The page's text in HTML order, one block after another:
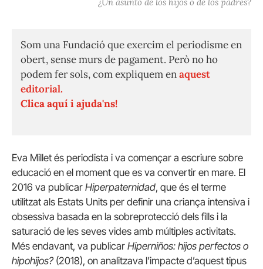
Som una Fundació que exercim el periodisme en
obert, sense murs de pagament. Però no ho
podem fer sols, com expliquem enaquest
editorial.
Clica aquí i ajuda'ns!
Eva Millet és periodista i va començar a escriure sobre
educació en el moment que es va convertir en mare. El
2016 va publicar Hiperpaternidad, que és el terme
utilitzat als Estats Units per definir una criança intensiva i
obsessiva basada en la sobreprotecció dels fills i la
saturació de les seves vides amb múltiples activitats.
Més endavant, va publicar Hiperniños: hijos perfectos o
hipohijos?(2018), on analitzava l’impacte d’aquest tipus